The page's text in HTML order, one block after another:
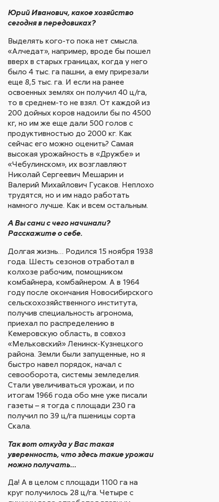
Юрий Иванович, какое хозяйство
сегодня в передовиках?
Выделять кого-то пока нет смысла.
«Алчедат», например, вроде бы пошел
вверх в старых границах, когда у него
было 4 тыс. га пашни, а ему прирезали
еще 8,5 тыс. га. И если на ранее
освоенных землях он получил 40 ц/га,
то в среднем-то не взял. От каждой из
200 дойных коров надоили бы по 4500
кг, но им же еще дали 500 голов с
продуктивностью до 2000 кг. Как
сейчас его можно оценить? Самая
высокая урожайность в «Дружбе» и
«Чебулинском», их возглавляют
Николай Сергеевич Мешарин и
Валерий Михайлович Гусаков. Неплохо
трудятся, но и им надо работать
намного лучше. Как и всем остальным.
А Вы сами с чего начинали?
Расскажите о себе.
Долгая жизнь… Родился 15 ноября 1938
года. Шесть сезонов отработал в
колхозе рабочим, помощником
комбайнера, комбайнером. А в 1964
году после окончания Новосибирского
сельскохозяйственного института,
получив специальность агронома,
приехал по распределению в
Кемеровскую область, в совхоз
«Мельковский» Ленинск-Кузнецкого
района. Земли были запущенные, но я
быстро навел порядок, начал с
севооборота, системы земледелия.
Стали увеличиваться урожаи, и по
итогам 1966 года обо мне уже писали
газеты – я тогда с площади 230 га
получил по 39 ц/га пшеницы сорта
Скала.
Так вот откуда у Вас такая
уверенность, что здесь такие урожаи
можно получать…
Да! А в целом с площади 1100 га на
круг получилось 28 ц/га. Четыре с